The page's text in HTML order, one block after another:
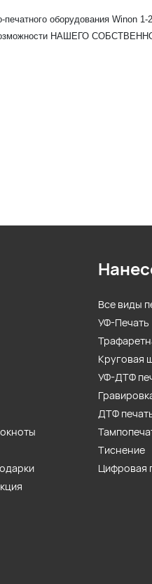
оборудования Winon
Возможности НАШЕГО
Все виды
УФ-Печать
Круговая
УФ-ДТФ
ДТФ
Тиснение
Цифровая